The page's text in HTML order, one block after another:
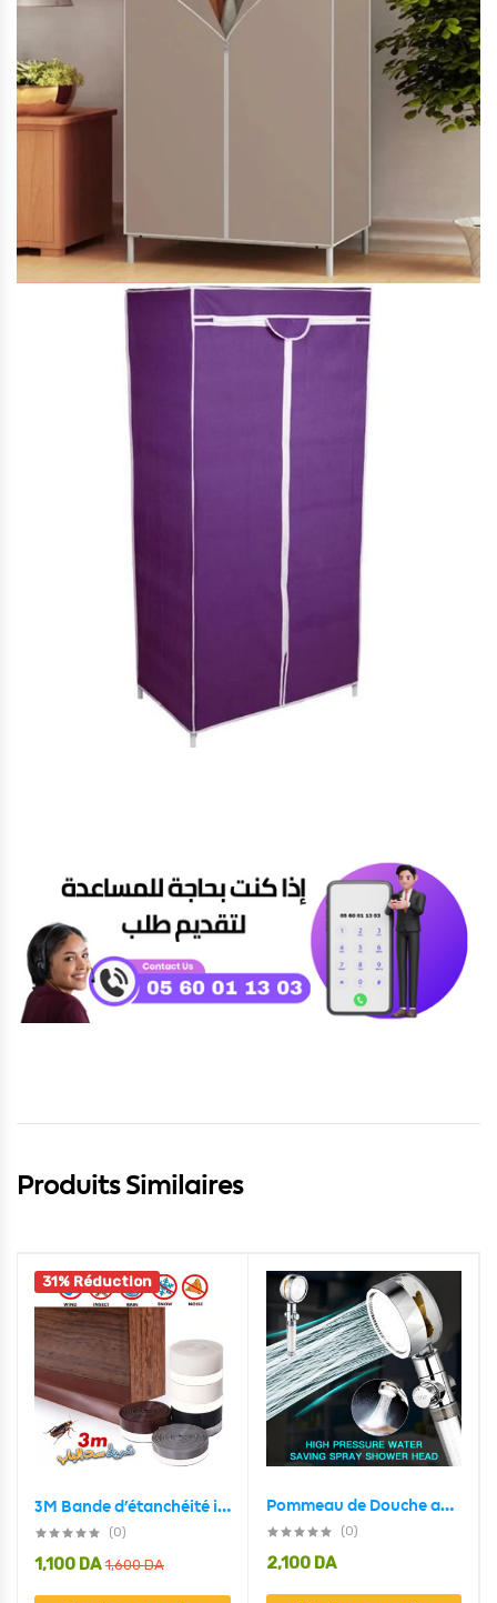
Produits Similaires
31% Réduction
3M Bande d’étanchéité insonorisante anti-poussière,Auto-Adhésive pour le bas des portes
(0)
1,600DA
1,100 DA
Pommeau de Douche avec Ventilateur Économie 360 Degrés Rotation
(0)
2,100 DA